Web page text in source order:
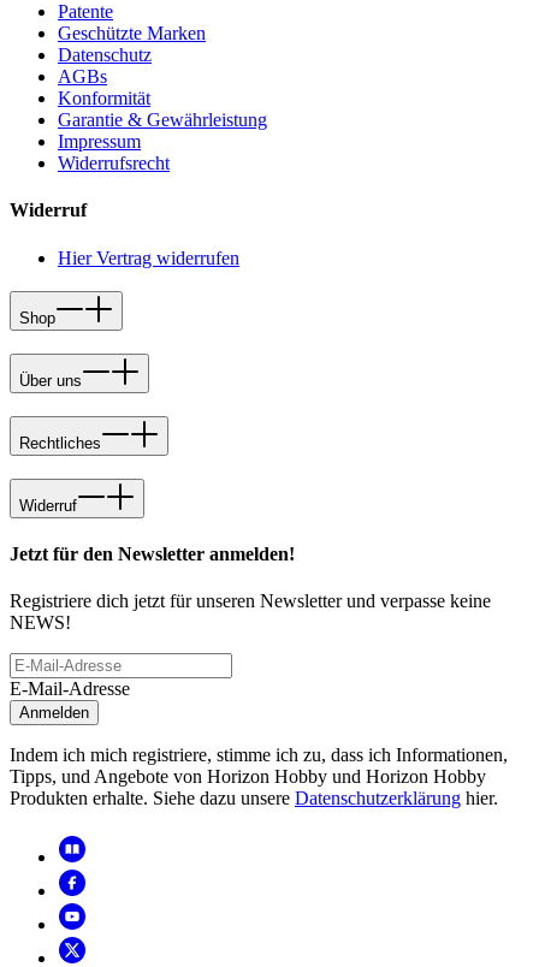
Patente
Geschützte Marken
Datenschutz
AGBs
Konformität
Garantie & Gewährleistung
Impressum
Widerrufsrecht
Widerruf
Hier Vertrag widerrufen
Shop
Über uns
Rechtliches
Widerruf
Jetzt für den Newsletter anmelden!
Registriere dich jetzt für unseren Newsletter und verpasse keine
NEWS!
E-Mail-Adresse
Anmelden
Indem ich mich registriere, stimme ich zu, dass ich Informationen,
Tipps, und Angebote von Horizon Hobby und Horizon Hobby
Produkten erhalte. Siehe dazu unsere Datenschutzerklärung hier.